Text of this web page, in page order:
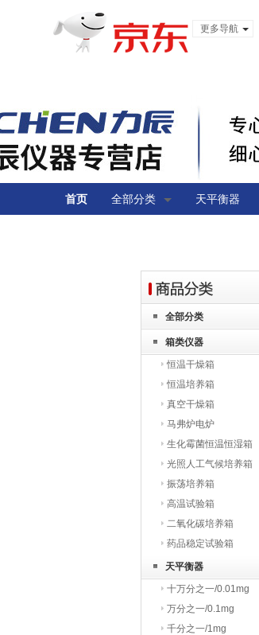
更多导航
首页 全部分类 天平衡器
全部分类
箱类仪器
恒温干燥箱
恒温培养箱
真空干燥箱
马弗炉电炉
生化霉菌恒温恒湿箱
光照人工气候培养箱
振荡培养箱
高温试验箱
二氧化碳培养箱
药品稳定试验箱
天平衡器
十万分之一/0.01mg
万分之一/0.1mg
千分之一/1mg